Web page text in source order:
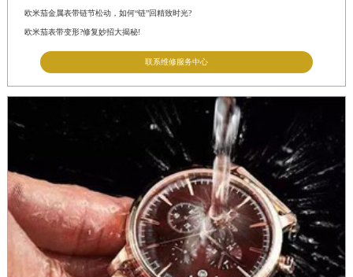
欧米茄金属表带链节松动，如何“链”回精致时光?
欧米茄表带变形?修复妙招大揭秘!
联系维修服务中心